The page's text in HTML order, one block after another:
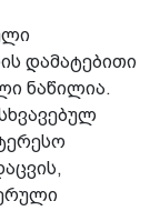
დამატებითი
ნაწილია.